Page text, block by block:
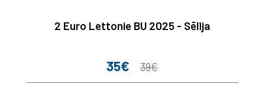
2 Euro Lettonie BU 2025 - Sēlija
Prix
35€
Prix
39€